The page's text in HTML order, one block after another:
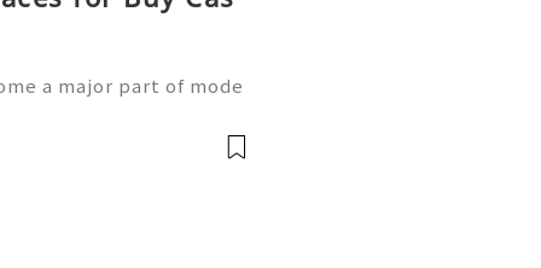
a major part of mode
Cash App users should